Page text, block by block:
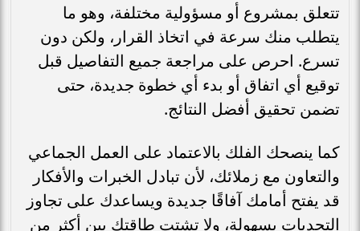
تتعلق بمشروع أو مسؤولية مختلفة، وهو ما
يتطلب منك سرعة في اتخاذ القرار، ولكن دون
تسرع. احرص على مراجعة جميع التفاصيل قبل
توقيع أي اتفاق أو بدء أي خطوة جديدة، حتى
تضمن تحقيق أفضل النتائج.
كما ينصحك الفلك بالاعتماد على العمل الجماعي
والتعاون مع زملائك، لأن تبادل الخبرات والأفكار
قد يفتح أمامك آفاقًا جديدة ويساعدك على تجاوز
التحديات بسهولة، ولا تشتت طاقتك بين أكثر من